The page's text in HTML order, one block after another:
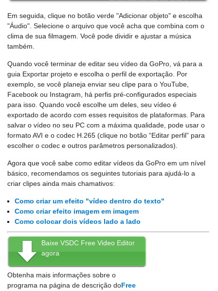
Em seguida, clique no botão verde "Adicionar objeto" e escolha
"Áudio". Selecione o arquivo que você acha que combina com o
clima de sua filmagem. Você pode dividir e ajustar a música
também.
Quando você terminar de editar seu vídeo da GoPro, vá para a
guia Exportar projeto e escolha o perfil de exportação. Por
exemplo, se você planeja enviar seu clipe para o YouTube,
Facebook ou Instagram, há perfis pré-configurados especiais
para isso. Quando você escolhe um deles, seu vídeo é
exportado de acordo com esses requisitos de plataformas. Para
salvar o vídeo no seu PC com a máxima qualidade, pode usar o
formato AVI e o codec H.265 (clique no botão “Editar perfil” para
escolher o codec e outros parâmetros personalizados).
Agora que você sabe como editar vídeos da GoPro em um nível
básico, recomendamos os seguintes tutoriais para ajudá-lo a
criar clipes ainda mais chamativos:
Como criar um efeito "vídeo dentro do texto"
Como criar efeito imagem em imagem
Como colocar dois vídeos lado a lado
Baixe VSDC Free Video Editor
agora
Obtenha mais informações sobre o
programa na página de descrição doFree